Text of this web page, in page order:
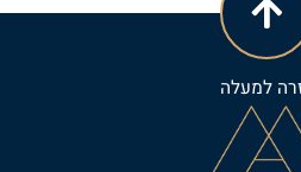
למעלה